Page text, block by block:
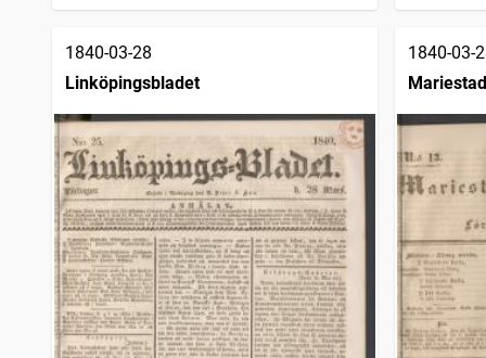
1840-03-28
Linköpingsbladet
1840-03-
1834)